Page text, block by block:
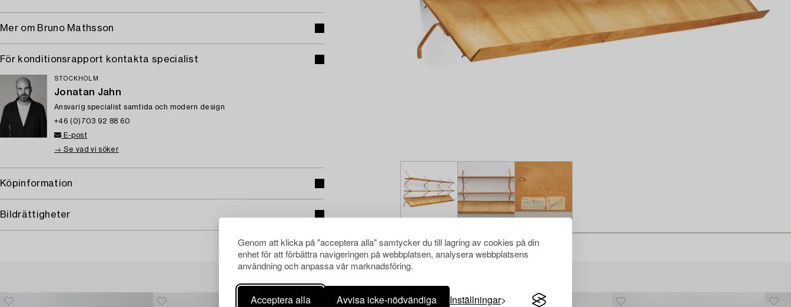
Genom att klicka på "acceptera alla" samtycker du till lagring av cookies på din
enhet för att förbättra navigeringen på webbplatsen, analysera webbplatsens
användning och anpassa vår marknadsföring.
Acceptera alla Avvisa icke-nödvändiga Inställningar
Mer om Bruno Mathsson
För konditionsrapport kontakta specialist
STOCKHOLM
Jonatan Jahn
Ansvarig specialist samtida och modern design
+46 (0)703 92 88 60
E-post
→ Se vad vi söker
Köpinformation
Bildrättigheter
Andra har även tittat på